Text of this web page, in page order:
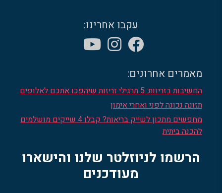
עקבו אחרינו:
מאמרים אחרונים:
החשיבות בזריזות: 5 תרגילי זריזות שיהפכו אתכם לאלופים
תזונה נכונה לפני ואחרי אימון
מחפשים מתכון לשייק בריאות? קבלו 4 שייקים מושלמים
להכנה ביתית
הרשמו לניוזלטר שלנו והישארו
מעודכנים